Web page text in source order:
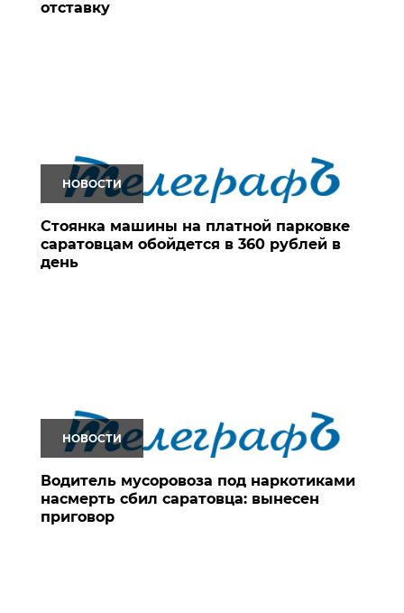
отставку
НОВОСТИ
Стоянка машины на платной парковке
саратовцам обойдется в 360 рублей в
день
НОВОСТИ
Водитель мусоровоза под наркотиками
насмерть сбил саратовца: вынесен
приговор